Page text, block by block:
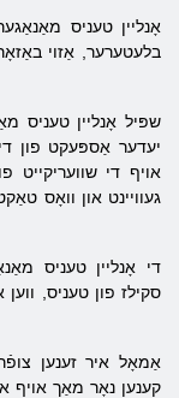
אָנליין טעניס
בלעטערער, ​​אַזוי
שפּיל אָנליין טעניס
יעדער אַספּעקט פון
אויף די שוועריקייט
געוויינט און וואָס
די אָנליין טעניס
סקילז פון טעניס,
אַמאָל איר זענען
קענען נאָר מאַך אויף